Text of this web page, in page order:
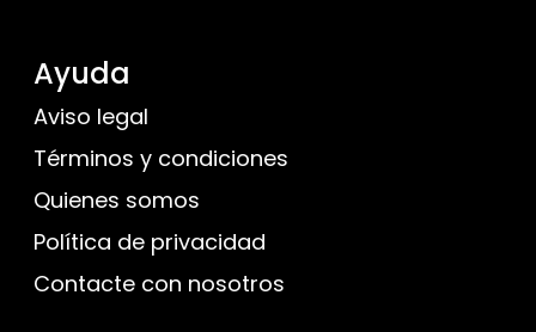
Ayuda
Aviso legal
Términos y condiciones
Quienes somos
Política de privacidad
Contacte con nosotros